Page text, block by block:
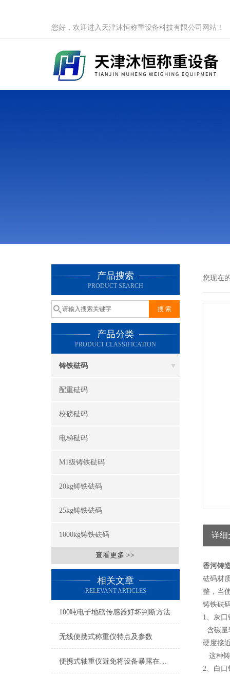
您好，欢迎进入天津沐恒称重设备科技有限公司网站！
产品搜索
PRODUCT SEARCH
产品分类
PRODUCT CLASSIFICATION
铸铁砝码
配重砝码
校磅砝码
电梯砝码
M1级铸铁砝码
20kg铸铁砝码
25kg铸铁砝码
1000kg铸铁砝码
查看更多 >>
相关文章
RELEVANT ARTICLES
100吨电子地磅传感器好坏判断方法
无线便携式称重仪特点及参数
便携式轴重仪避免将设备暴露在极端温度或湿度环境中
您现在
详细
香河铸
砝码材
整，当
铸铁砝
1、灰
含碳量
硬度接
这种铸
2、白口